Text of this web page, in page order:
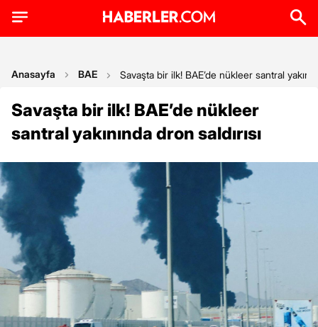
Anasayfa BAE Savaşta bir ilk! BAE’de nükleer santral
Savaşta bir ilk! BAE’de nükleer
santral yakınında dron saldırısı